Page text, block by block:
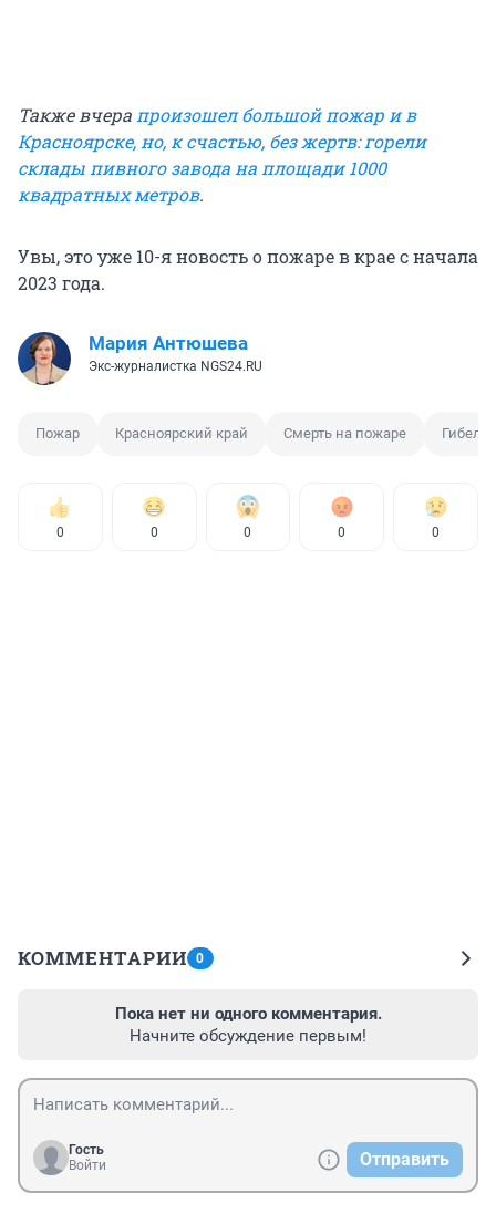
Также вчерапроизошел большой пожар и в
Красноярске, но, к счастью, без жертв: горели
склады пивного завода на площади 1000
квадратных метров.
Увы, это уже 10-я новость о пожаре в крае с начала
2023 года.
Мария Антюшева
Экс-журналистка NGS24.RU
Пожар Красноярский край Смерть на пожаре Гибель
0 0 0 0 0
КОММЕНТАРИИ 0
Пока нет ни одного комментария.
Начните обсуждение первым!
Гость
Войти
Отправить